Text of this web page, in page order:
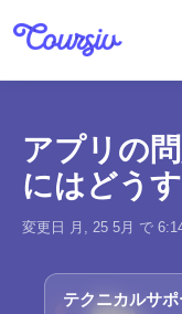
アプリの
にはどう
変更日 月, 25 5月 で
テクニカルサポ